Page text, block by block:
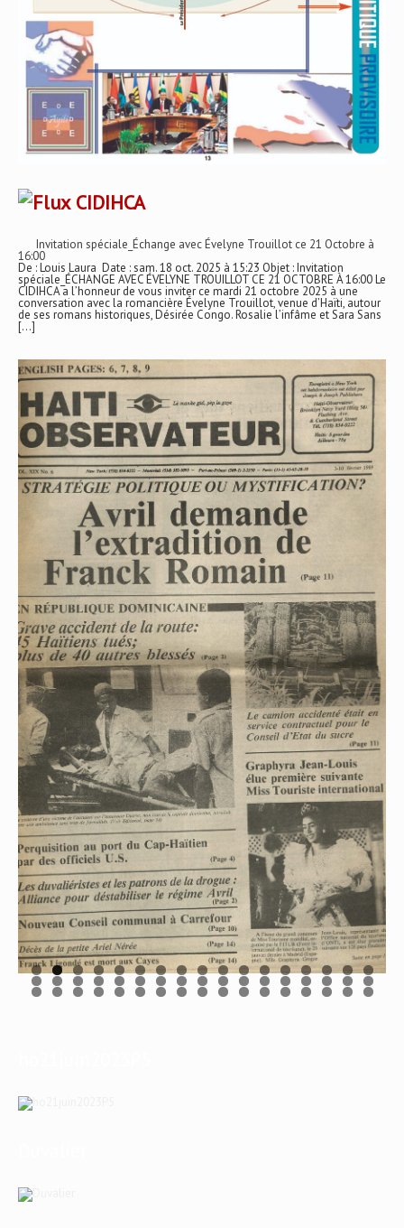
CIDIHCA
Invitation spéciale_Échange avec Évelyne Trouillot ce 21 Octobre à
16:00
De : Louis Laura Date : sam. 18 oct. 2025 à 15:23 Objet : Invitation
spéciale_ÉCHANGE AVEC ÉVELYNE TROUILLOT CE 21 OCTOBRE À 16:00 Le
CIDIHCA a l’honneur de vous inviter ce mardi 21 octobre 2025 à une
conversation avec la romancière Évelyne Trouillot, venue d’Haïti, autour
de ses romans historiques, Désirée Congo. Rosalie l’infâme et Sara Sans
[…]